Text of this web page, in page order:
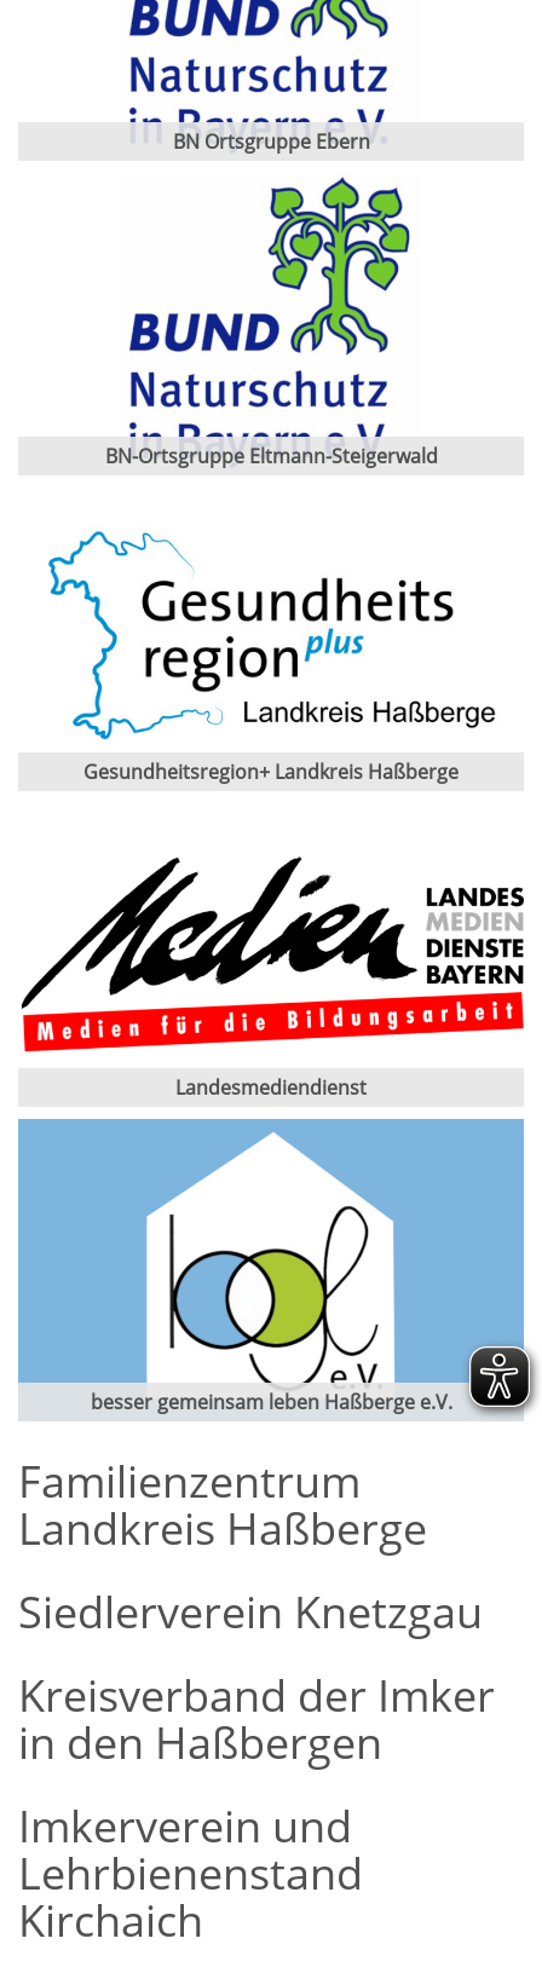
BN Ortsgruppe Ebern
BN-Ortsgruppe Eltmann-Steigerwald
Gesundheitsregion+ Landkreis Haßberge
Landesmediendienst
besser gemeinsam leben Haßberge e.V.
Familienzentrum
Landkreis Haßberge
Siedlerverein Knetzgau
Kreisverband der Imker
in den Haßbergen
Imkerverein und
Lehrbienenstand
Kirchaich